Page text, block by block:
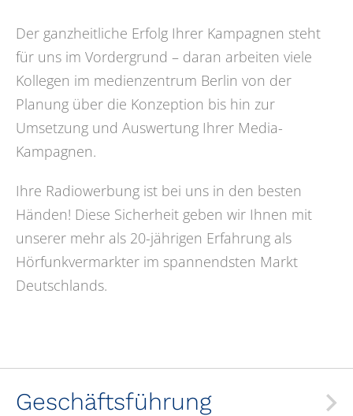
Der ganzheitliche Erfolg Ihrer Kampagnen steht
für uns im Vordergrund – daran arbeiten viele
Kollegen im medienzentrum Berlin von der
Planung über die Konzeption bis hin zur
Umsetzung und Auswertung Ihrer Media-
Kampagnen.
Ihre Radiowerbung ist bei uns in den besten
Händen! Diese Sicherheit geben wir Ihnen mit
unserer mehr als 20-jährigen Erfahrung als
Hörfunkvermarkter im spannendsten Markt
Deutschlands.
Geschäftsführung